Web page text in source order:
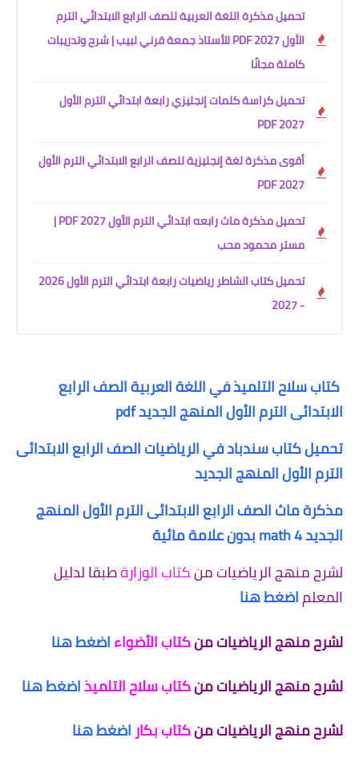
تحميل مذكرة اللغة العربية للصف الرابع الابتدائي الترم
الأول 2027 PDF للأستاذ جمعة قرني لبيب | شرح وتدريبات
كاملة مجانًا
تحميل كراسة كلمات إنجليزي رابعة ابتدائي الترم الأول
2027 PDF
أقوى مذكرة لغة إنجليزية للصف الرابع الابتدائي الترم الأول
2027 PDF
تحميل مذكرة ماث رابعه ابتدائي الترم الأول 2027 PDF |
مستر محمود محب
تحميل كتاب الشاطر رياضيات رابعة ابتدائي الترم الأول 2026
- 2027
كتاب سلاح التلميذ في اللغة العربية الصف الرابع
الابتدائى الترم الأول المنهج الجديد pdf
تحميل كتاب سندباد في الرياضيات الصف الرابع الابتدائى
الترم الأول المنهج الجديد
مذكرة ماث الصف الرابع الابتدائى الترم الأول المنهج
الجديد 4 math بدون علامة مائية
لشرح منهج الرياضيات منكتاب الوزارةطبقا لدليل
المعلماضغط هنا
لشرح منهج الرياضيات منكتاب الأضواءاضغط هنا
لشرح منهج الرياضيات منكتاب سلاح التلميذاضغط هنا
لشرح منهج الرياضيات منكتاب بكاراضغط هنا